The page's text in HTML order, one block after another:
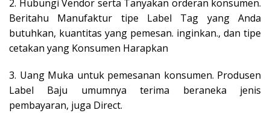
2. Hubungi Vendor serta Tanyakan orderan konsumen.
Beritahu Manufaktur tipe Label Tag yang Anda
butuhkan, kuantitas yang pemesan. inginkan., dan tipe
cetakan yang Konsumen Harapkan
3. Uang Muka untuk pemesanan konsumen. Produsen
Label Baju umumnya terima beraneka jenis
pembayaran, juga Direct.